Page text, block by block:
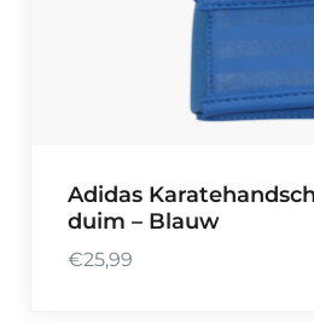
Adidas
duim – Blauw
€25,99